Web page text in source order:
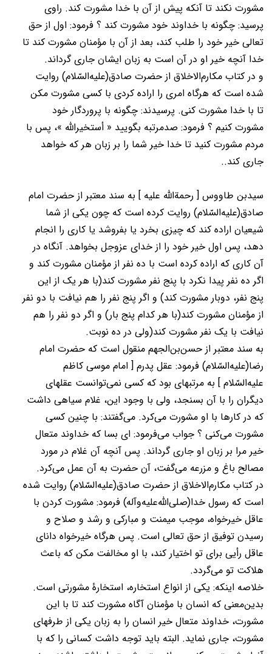
مشورت نکند تا آنکه پیش از آن با خدا مشورت کند. راوی
پرسید: چگونه با خداوند خود مشورت کند ؟ فرمود: اول از حق
تعالی خیر خود را طلب کند، بعد از آن با مؤمنان مشورت کند تا
خدا آنچه خیر او در آن است به زبان ایشان جاری گرداند.
و در کتاب مکارم‌الاخلاق از حضرت صادق(عليه‌السّلام) روایت
شده است که هرگاه امری را اراده کردی با کسی مشورت مکن
تا با خدا مشورت کنی. پرسیدند: چگونه با پروردگار خود
مشورت کنیم ؟ فرمود: صدمرتبه بگویید « أستخیرالله »، پس با
مردم مشورت کنید تا خدا خیر شما را بر زبان هر که خواهد
جاری کند..
سیدبن طاووس [ رحمة‌الله علیه ] به سند معتبر از حضرت امام
صادق(عليه‌السّلام) روایت کرده است که چون یکی از شما
شیعیان اراده کند که چیزی بخرد یا بفروشد یا کاری را انجام
دهد، پس اول خیر خود را از خدای عزوجل بخواهد. آنگاه در
آن کاری که اراده کرده است با ده نفر از مؤمنان مشورت کند و
اگر ده نفر پیدا نکرد با پنج نفر مشورت کند(با هر یک از این
پنج نفر، دوبار مشورت کند) و اگر پنج نفر را هم نیافت با دو نفر
از مؤمنان مشورت کند(با هر کدام پنج بار) و اگر دو نفر را هم
نیافت با یک نفر مشورت کند(ولی در ده نوبت.
به سند معتبر از حسن‌بن‌الجهم منقول است که حضرت امام
رضا(عليه‌السّلام) فرمود: عقل پدرم [ امام موسی کاظم
عليه‌السّلام ] به مرتبه­ای بود که کسی نمی‌توانست عقلهای
دیگران را با آن بسنجد، ولی با وجود این، غلام سیاهی داشت
که در کارها با او مشورت می‌کرد. می‌گفتند: با چنین کسی
مشورت می‌کنی ؟ جواب می‌فرمود: ای بسا که خداوند متعال
خیر مرا بر زبان او جاری گرداند. پس آنچه آن غلام در مورد
مصالح باغ و مزرعه می‌گفت، آن حضرت به آن عمل می‌کرد.
در کتاب مکارم‌الاخلاق از حضرت صادق(عليه‌السّلام) روایت شده
است که رسول خدا(صلی‌الله‌عليه‌وآله) فرمود: مشورت کردن با
عاقل خیرخواه، موجب میمنت و مبارکی و رشد و صلاح و
رسیدن توفیق از حق تعالی است. پس هرگاه خیرخواه دانای
عاقل رأیی برای تو اختیار کند، با او مخالفت مکن که باعث
هلاکت تو می‌گردد.
خلاصه اینکه: یکی از انواع استخاره، استخارۀ مشورتی است.
بدین‌معنی که انسان با مؤمنان آگاه مشورت کند تا با این
مشورت، خداوند متعال خیر انسان را به زبان یکی از طرفهای
مشورت، جاری نماید. البته باید توجه داشت کسانی را که با